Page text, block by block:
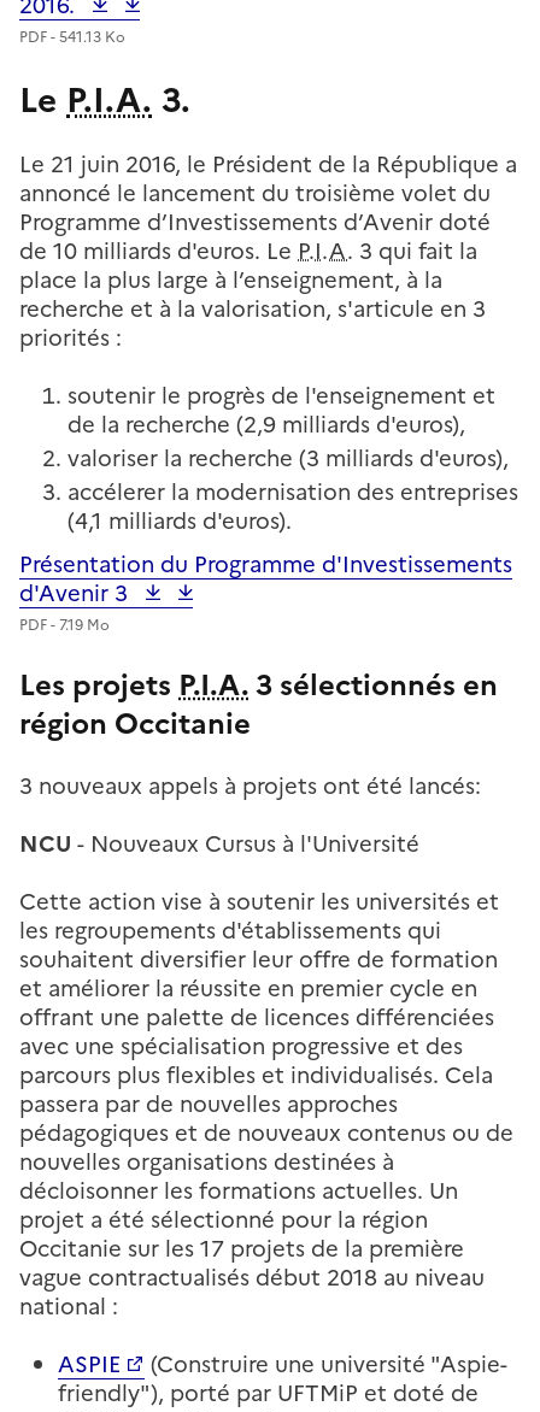
PDF - 541.13 Ko
Le P.I.A. 3.
Le 21 juin 2016, le Président de la République a
annoncé le lancement du troisième volet du
Programme d’Investissements d’Avenir doté
de 10 milliards d'euros. Le P.I.A. 3 qui fait la
place la plus large à l’enseignement, à la
recherche et à la valorisation, s'articule en 3
priorités :
soutenir le progrès de l'enseignement et
de la recherche (2,9 milliards d'euros),
valoriser la recherche (3 milliards d'euros),
accélerer la modernisation des entreprises
(4,1 milliards d'euros).
Fichier
Présentation du Programme d'Investissements
d'Avenir 3
PDF - 7.19 Mo
Les projetsP.I.A.3 sélectionnés en
région Occitanie
3 nouveaux appels à projets ont été lancés:
NCU - Nouveaux Cursus à l'Université
Cette action vise à soutenir les universités et
les regroupements d'établissements qui
souhaitent diversifier leur offre de formation
et améliorer la réussite en premier cycle en
offrant une palette de licences différenciées
avec une spécialisation progressive et des
parcours plus flexibles et individualisés. Cela
passera par de nouvelles approches
pédagogiques et de nouveaux contenus ou de
nouvelles organisations destinées à
décloisonner les formations actuelles. Un
projet a été sélectionné pour la région
Occitanie sur les 17 projets de la première
vague contractualisés début 2018 au niveau
national :
ASPIE
(Construire une université "Aspie-
friendly"), porté par UFTMiP et doté de